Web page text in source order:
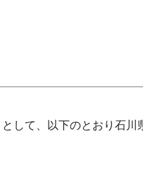
して、以下のとおり石川